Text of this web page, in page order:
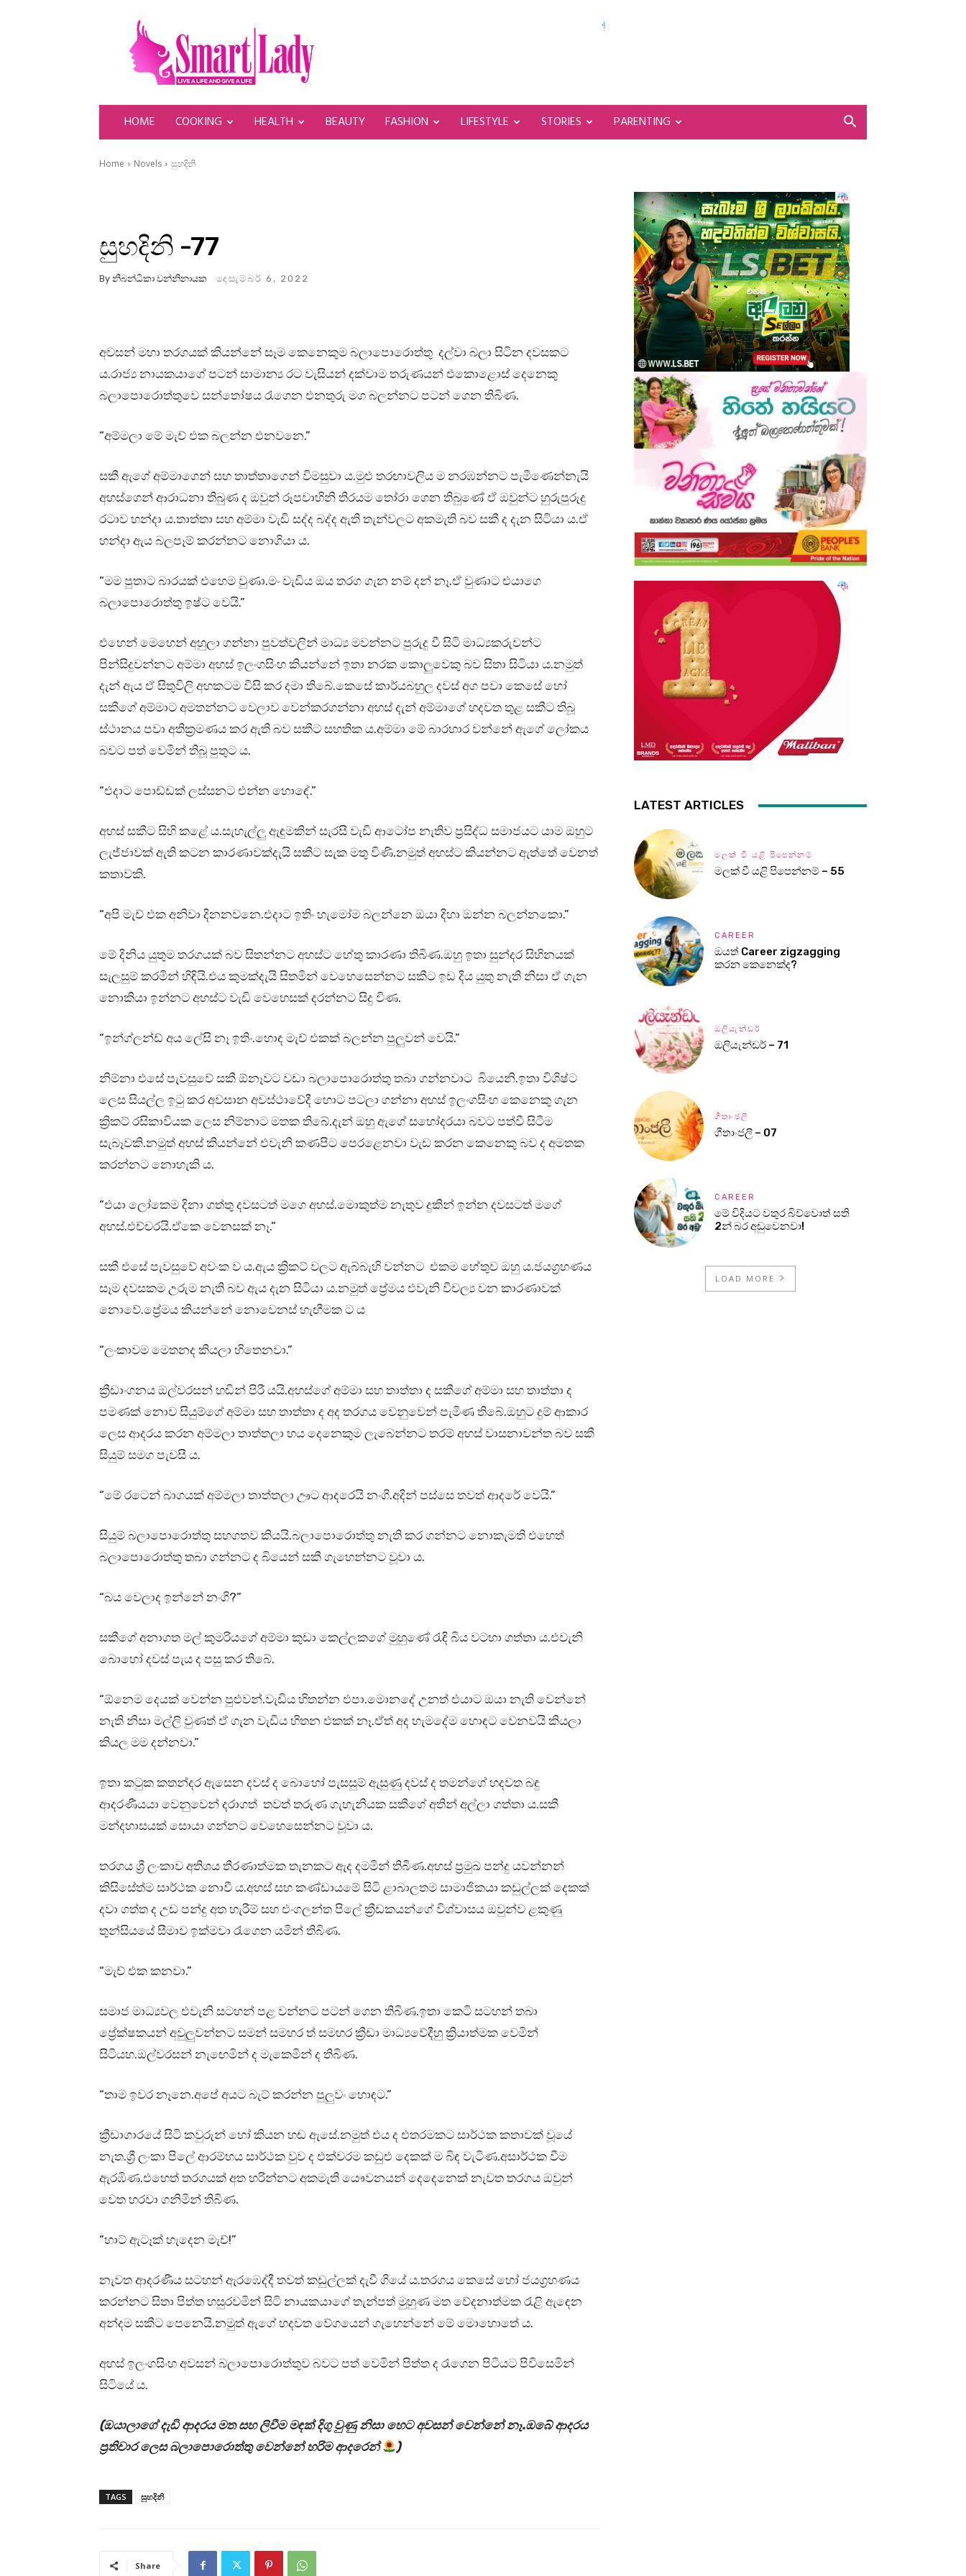
SmartLady
HOME COOKING HEALTH BEAUTY FASHION LIFESTYLE STORIES PARENTING
Home Novels සුහදිනි
සුහදිනි -77
By නිබන්ධිකා වන්නිනායක දෙසැම්බර් 6, 2022
අවසන් මහා තරගයක් කියන්නේ සෑම කෙනෙකුම බලාපොරොත්තු දල්වා බලා සිටින දවසකට
ය.රාජ්‍ය නායකයාගේ පටන් සාමාන්‍ය රට වැසියන් දක්වාම තරුණයන් එකොළොස් දෙනෙකු
බලාපොරොත්තුවෙ සන්තෝෂය රැගෙන එනතුරු මග බලන්නට පටන් ගෙන තිබිණ.
“අම්මලා මේ මැච් එක බලන්න එනවනෙ.”
සකී ඇගේ අම්මාගෙන් සහ තාත්තාගෙන් විමසුවා ය.මුළු තරඟාවලිය ම නරඹන්නට පැමිණෙන්නැයි
අහස්ගෙන් ආරාධනා තිබුණ ද ඔවුන් රූපවාහිනි තිරයම තෝරා ගෙන තිබුණේ ඒ ඔවුන්ට හුරුපුරුදු
රටාව හන්දා ය.තාත්තා සහ අම්මා වැඩි සද්ද බද්ද ඇති තැන්වලට අකමැති බව සකී ද දැන සිටියා ය.ඒ
හන්දා ඇය බලපෑම් කරන්නට නොගියා ය.
“මම පුතාට බාරයක් එහෙම වුණා.මං වැඩිය ඔය තරග ගැන නම් දන් නෑ.ඒ වුණාට එයාගෙ
බලාපොරොත්තු ඉෂ්ට වෙයි.”
එහෙන් මෙහෙන් අහුලා ගන්නා පුවත්වලින් මාධ්‍ය මවන්නට පුරුදු වී සිටි මාධ්‍යකරුවන්ට
පින්සිදුවන්නට අම්මා අහස් ඉලංගසිංහ කියන්නේ ඉතා නරක කොලුවෙකු බව සිතා සිටියා ය.නමුත්
දැන් ඇය ඒ සිතුවිලි අහකටම විසි කර දමා තිබේ.කෙසේ කාර්යබහුල දවස් අග පවා කෙසේ හෝ
සකීගේ අම්මාට අමතන්නට වෙලාව වෙන්කරගන්නා අහස් දැන් අම්මාගේ හදවත තුළ සකීට තිබූ
ස්ථානය පවා අතික්‍රමණය කර ඇති බව සකීට සහතික ය.අම්මා මේ බාරහාර වන්නේ ඇගේ ලෝකය
බවට පත් වෙමින් තිබූ පුතුට ය.
“එදාට පොඩ්ඩක් ලස්සනට එන්න හොඳේ.”
අහස් සකීට සිහි කළේ ය.සැහැල්ලු ඇඳුමකින් සැරසී වැඩි ආටෝප නැතිව ප්‍රසිද්ධ සමාජයට යාම ඔහුට
ලැජ්ජාවක් ඇති කටන කාරණාවක්දැයි සකීට සැක මතු විණි.නමුත් අහස්ට කියන්නට ඇත්තේ වෙනත්
කතාවකි.
“අපි මැච් එක අනිවා දිනනවනෙ.එදාට ඉතිං හැමෝම බලන්නෙ ඔයා දිහා ඔන්න බලන්නකො.”
මේ දිනිය යුතුම තරගයක් බව සිතන්නට අහස්ට හේතු කාරණා තිබිණ.ඔහු ඉතා සුන්දර සිහිනයක්
සැලසුම් කරමින් හිඳියි.එය කුමක්දැයි සිතමින් වෙහෙසෙන්නට සකීට ඉඩ දිය යුතු නැති නිසා ඒ ගැන
නොකියා ඉන්නට අහස්ට වැඩි වෙහෙසක් දරන්නට සිදු විණ.
“ඉන්ග්ලන්ඩ් අය ලේසි නෑ ඉතිං.හොඳ මැච් එකක් බලන්න පුලුවන් වෙයි.”
නිම්නා එසේ පැවසුවේ සකී ඕනෑවට වඩා බලාපොරොත්තු තබා ගන්නවාට බියෙනි.ඉතා විශිෂ්ට
ලෙස සියල්ල ඉටු කර අවසාන අවස්ථාවේදී හොට පටලා ගන්නා අහස් ඉලංගසිංහ කෙනෙකු ගැන
ක්‍රිකට් රසිකාවියක ලෙස නිම්නාට මතක තිබේ.දැන් ඔහු ඇගේ සහෝදරයා බවට පත්වී සිටීම
සැබෑවකි.නමුත් අහස් කියන්නේ එවැනි කණපිට පෙරළෙනවා වැඩ කරන කෙනෙකු බව ද අමතක
කරන්නට නොහැකි ය.
“එයා ලෝකෙම දිනා ගත්තු දවසටත් මගෙ අහස්.මොකුත්ම නැතුව දුකින් ඉන්න දවසටත් මගේ
අහස්.එච්චරයි.ඒකෙ වෙනසක් නෑ.”
සකී එසේ පැවසුවේ අවංක ව ය.ඇය ක්‍රිකට් වලට ඇබ්බැහි වන්නට එකම හේතුව ඔහු ය.ජයග්‍රහණය
සෑම දවසකම උරුම නැති බව ඇය දැන සිටියා ය.නමුත් ප්‍රේමය එවැනි විචල්‍ය වන කාරණාවක්
නොවේ.ප්‍රේමය කියන්නේ නොවෙනස් හැඟීමක ට ය
“ලංකාවම මෙතනද කියලා හිතෙනවා.”
ක්‍රීඩාංගනය ඔල්වරසන් හඬින් පිරී යයි.අහස්ගේ අම්මා සහ තාත්තා ද සකීගේ අම්මා සහ තාත්තා ද
පමණක් නොව සියුම්ගේ අම්මා සහ තාත්තා ද අද තරගය වෙනුවෙන් පැමිණ තිබේ.ඔහුට දුම් ආකාර
ලෙස ආදරය කරන අම්මලා තාත්තලා හය දෙනෙකුම ලැබෙන්නට තරම් අහස් වාසනාවන්ත බව සකී
සියුම් සමග පැවසී ය.
“මේ රටෙන් බාගයක් අම්මලා තාත්තලා ඌට ආදරෙයි නංගි.අදින් පස්සෙ තවත් ආදරේ වෙයි.”
සියුම් බලාපොරොත්තු සහගතව කියයි.බලාපොරොත්තු නැති කර ගන්නට නොකැමති එහෙත්
බලාපොරොත්තු තබා ගන්නට ද බියෙන් සකී ගැහෙන්නට වූවා ය.
“බය වෙලාද ඉන්නේ නංගි?”
සකීගේ අනාගත මල් කුමරියගේ අම්මා කුඩා කෙල්ලකගේ මුහුණේ රැඳි බිය වටහා ගත්තා ය.එවැනි
බොහෝ දවස් පැය ද පසු කර තිබේ.
“ඕනෙම දෙයක් වෙන්න පුළුවන්.වැඩිය හිතන්න එපා.මොනදේ උනත් එයාට ඔයා නැති වෙන්නේ
නැති නිසා මල්ලි වුණත් ඒ ගැන වැඩිය හිතන එකක් නෑ.ඒත් අද හැමදේම හොඳට වෙනවයි කියලා
කියල මම දන්නවා.”
ඉතා කටුක කතන්දර ඇසෙන දවස් ද බොහෝ පැසසුම් ඇසුණු දවස් ද තමන්ගේ හදවත බඳු
ආදරණීයයා වෙනුවෙන් දරාගත් තවත් තරුණ ගැහැනියක සකීගේ අතින් අල්ලා ගත්තා ය.සකී
මන්දහාසයක් සොයා ගන්නට වෙහෙසෙන්නට වූවා ය.
තරගය ශ්‍රී ලංකාව අතිශය තීරණාත්මක තැනකට ඇද දමමින් තිබිණ.අහස් ප්‍රමුඛ පන්දු යවන්නන්
කිසිසේත්ම සාර්ථක නොවී ය.අහස් සහ කණ්ඩායමේ සිටි ළාබාලතම සාමාජිකයා කඩුල්ලක් දෙකක්
දවා ගත්ත ද උඩ පන්දු අත හැරීම් සහ එංගලන්ත පිලේ ක්‍රීඩකයන්ගේ විශ්වාසය ඔවුන්ව ළකුණු
තුන්සියයේ සීමාව ඉක්මවා රැගෙන යමින් තිබිණ.
“මැච් එක කනවා.”
සමාජ මාධ්‍යවල එවැනි සටහන් පළ වන්නට පටන් ගෙන තිබිණ.ඉතා කෙටි සටහන් තබා
ප්‍රේක්ෂකයන් අවුලුවන්නට සමන් සමහර ත් සමහර ක්‍රීඩා මාධ්‍යවේදීහු ක්‍රියාත්මක වෙමින්
සිටියහ.ඔල්වරසන් නැඟෙමින් ද මැකෙමින් ද තිබිණ.
“තාම ඉවර නෑනෙ.අපේ අයට බැට් කරන්න පුලුවං හොඳට.”
ක්‍රීඩාගාරයේ සිටි කවුරුන් හෝ කියන හඬ ඇසේ.නමුත් එය ද එතරමකට සාර්ථක කතාවක් වූයේ
නැත.ශ්‍රී ලංකා පිලේ ආරම්භය සාර්ථක වුව ද එක්වරම කඩුළු දෙකක් ම බිඳ වැටිණ.අසාර්ථක වීම
ඇරඹිණ.එහෙත් තරගයක් අත හරින්නට අකමැති යෞවනයන් දෙදෙනෙක් නැවත තරගය ඔවුන්
වෙත හරවා ගනිමින් තිබිණ.
“හාට් ඇටෑක් හැදෙන මැච්!”
නැවත ආදරණීය සටහන් ඇරඹෙද්දී තවත් කඩුල්ලක් දැවී ගියේ ය.තරගය කෙසේ හෝ ජයග්‍රහණය
කරන්නට සිතා පිත්ත හසුරවමින් සිටි නායකයාගේ තැන්පත් මුහුණ මත වේදනාත්මක රැළි ඇඳෙන
අන්දම සකීට පෙනෙයි.නමුත් ඇගේ හදවත වේගයෙන් ගැහෙන්නේ මේ මොහොතේ ය.
අහස් ඉලංගසිංහ අවසන් බලාපොරොත්තුව බවට පත් වෙමින් පිත්ත ද රැගෙන පිටියට පිවිසෙමින්
සිටියේ ය.
(ඔයාලාගේ දැඩි ආදරය මත සහ ලිවීම මඳක් දිගු වුණු නිසා හෙට අවසන් වෙන්නේ නෑ.ඔබේ ආදරය
ප්‍රතිචාර ලෙස බලාපොරොත්තු වෙන්නේ හරිම ආදරෙන්
)
TAGS සුහදිනි
Share
LATEST ARTICLES
මලක් වී යළි පිපෙන්නම්
මලක් වී යළි පිපෙන්නම් – 55
CAREER
ඔයත් Career zigzagging
කරන කෙනෙක්ද?
ඔලියැන්ඩර්
ඔලියැන්ඩර් – 71
ගීතාංජලී
ගීතාංජලී – 07
CAREER
මේ විදියට වතුර බිව්වොත් සති
2න් බර අඩුවෙනවා!
LOAD MORE